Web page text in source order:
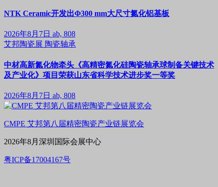
NTK Ceramic开发出Φ300 mm大尺寸氮化铝基板
2026年8月7日 ab, 808
艾邦陶瓷展 陶瓷轴承
中材高新氮化物牵头《高精密氮化硅陶瓷轴承球制备关键技术
及产业化》项目荣获山东省科学技术进步奖一等奖
2026年8月7日 ab, 808
CMPE 艾邦第八届精密陶瓷产业链展览会
2026年8月深圳国际会展中心
粤ICP备17004167号